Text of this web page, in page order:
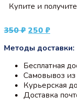
Купите и
350₽
составляла
250 ₽
250 ₽.
Методы доставки:
Бесплатная
Самовывоз из
Курьерская
Доставка